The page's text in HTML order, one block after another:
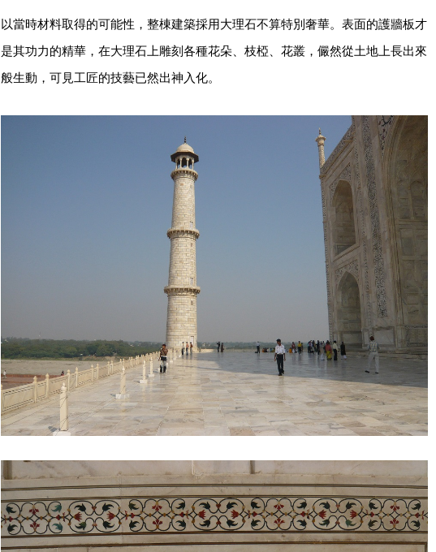
以當時材料取得的可能性，整棟建築採用大理石不算特別奢華。表面的護牆板才
是其功力的精華，在大理石上雕刻各種花朵、枝椏、花叢，儼然從土地上長出來
般生動，可見工匠的技藝已然出神入化。